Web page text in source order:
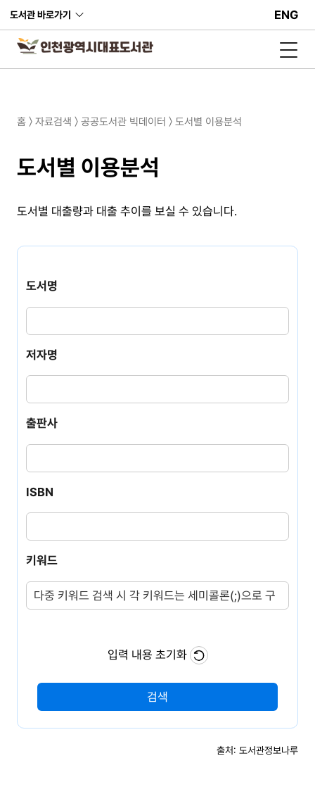
도서관 바로가기 ENG
홈 〉 자료검색 〉 공공도서관 빅데이터 〉 도서별 이용분석
도서별 이용분석
도서별 대출량과 대출 추이를 보실 수 있습니다.
서
검
색
도서명
서
명
저자명
자
명
출판사
판
사
ISBN
키워드
키
입력 내용 초기화
검색
출처: 도서관정보나루